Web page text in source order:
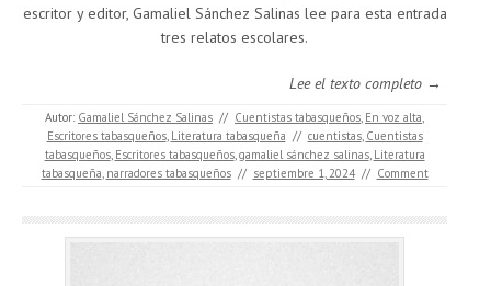
escritor y editor, Gamaliel Sánchez Salinas lee para esta entrada
tres relatos escolares.
Lee el texto completo →
Autor: Gamaliel Sánchez Salinas // Cuentistas tabasqueños En voz alta
Escritores tabasqueños, Literatura tabasqueña // cuentistas, Cuentistas
tabasqueños, Escritores tabasqueños, gamaliel sánchez salinas, Literatura
tabasqueña narradores tabasqueños // septiembre 1, 2024 // Comment